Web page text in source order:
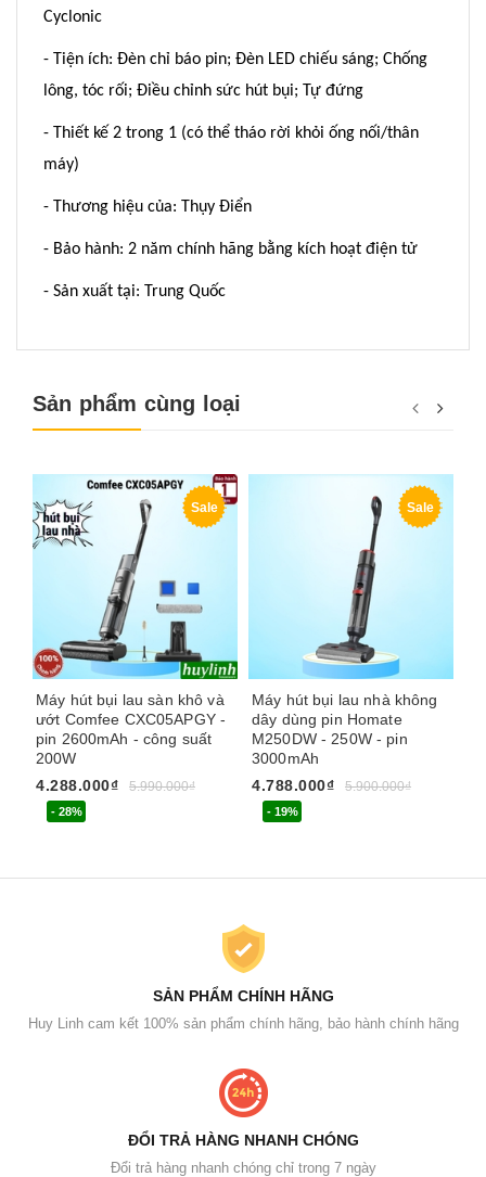
Cyclonic
- Tiện ích: Đèn chỉ báo pin; Đèn LED chiếu sáng; Chống
lông, tóc rối; Điều chỉnh sức hút bụi; Tự đứng
- Thiết kế 2 trong 1 (có thể tháo rời khỏi ống nối/thân
máy)
- Thương hiệu của: Thụy Điển
- Bảo hành: 2 năm chính hãng bằng kích hoạt điện tử
- Sản xuất tại: Trung Quốc
Sản phẩm cùng loại
Sale
Máy hút bụi lau sàn khô và
ướt Comfee CXC05APGY -
pin 2600mAh - công suất
200W
4.288.000₫
5.990.000₫
- 28%
Sale
Máy hút bụi lau nhà không
dây dùng pin Homate
M250DW - 250W - pin
3000mAh
4.788.000₫
5.900.000₫
- 19%
SẢN PHẨM CHÍNH HÃNG
Huy Linh cam kết 100% sản phẩm chính hãng, bảo hành chính hãng
ĐỔI TRẢ HÀNG NHANH CHÓNG
Đổi trả hàng nhanh chóng chỉ trong 7 ngày